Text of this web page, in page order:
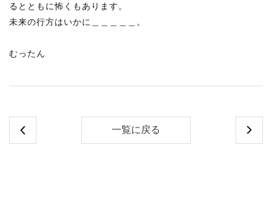
るとともに怖くもあります。
未来の行方はいかに＿＿＿＿＿。
むったん
一覧に戻る